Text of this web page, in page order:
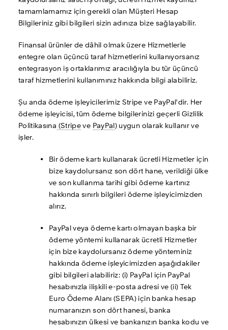
tamamlamamız için gerekli olan Müşteri Hesap
Bilgileriniz gibi bilgileri sizin adınıza bize sağlayabilir.
Finansal ürünler de dâhil olmak üzere Hizmetlerle
entegre olan üçüncü taraf hizmetlerini kullanıyorsanız
entegrasyon iş ortaklarımız aracılığıyla bu tür üçüncü
taraf hizmetlerini kullanımınız hakkında bilgi alabiliriz.
Şu anda ödeme işleyicilerimiz Stripe ve PayPal'dir. Her
ödeme işleyicisi, tüm ödeme bilgilerinizi geçerli Gizlilik
Politikasına (Stripe ve PayPal ) uygun olarak kullanır ve
işler.
Bir ödeme kartı kullanarak ücretli Hizmetler için
bize kaydolursanız son dört hane, verildiği ülke
ve son kullanma tarihi gibi ödeme kartınız
hakkında sınırlı bilgileri ödeme işleyicimizden
alırız.
PayPal veya ödeme kartı olmayan başka bir
ödeme yöntemi kullanarak ücretli Hizmetler
için bize kaydolursanız ödeme yönteminiz
hakkında ödeme işleyicimizden aşağıdakiler
gibi bilgileri alabiliriz: (i) PayPal için PayPal
hesabınızla ilişkili e-posta adresi ve (ii) Tek
Euro Ödeme Alanı (SEPA) için banka hesap
numaranızın son dört hanesi, banka
hesabınızın ülkesi ve bankanızın banka kodu ve